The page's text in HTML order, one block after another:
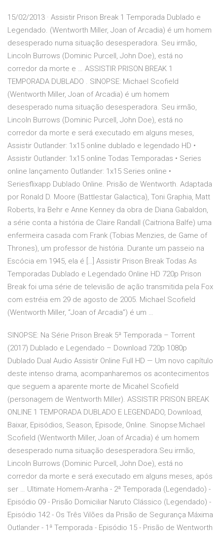
15/02/2013 · Assistir Prison Break 1 Temporada Dublado e
Legendado. (Wentworth Miller, Joan of Arcadia) é um homem
desesperado numa situação desesperadora. Seu irmão,
Lincoln Burrows (Dominic Purcell, John Doe), está no
corredor da morte e … ASSISTIR PRISON BREAK 1
TEMPORADA DUBLADO . SINOPSE: Michael Scofield
(Wentworth Miller, Joan of Arcadia) é um homem
desesperado numa situação desesperadora. Seu irmão,
Lincoln Burrows (Dominic Purcell, John Doe), está no
corredor da morte e será executado em alguns meses,
Assistir Outlander: 1x15 online dublado e legendado HD •
Assistir Outlander: 1x15 online Todas Temporadas • Series
online lançamento Outlander: 1x15 Series online •
Seriesflixapp Dublado Online. Prisão de Wentworth. Adaptada
por Ronald D. Moore (Battlestar Galactica), Toni Graphia, Matt
Roberts, Ira Behr e Anne Kenney da obra de Diana Gabaldon,
a série conta a história de Claire Randall (Caitriona Balfe) uma
enfermeira casada com Frank (Tobias Menzies, de Game of
Thrones), um professor de história. Durante um passeio na
Escócia em 1945, ela é […] Assistir Prison Break Todas As
Temporadas Dublado e Legendado Online HD 720p Prison
Break foi uma série de televisão de ação transmitida pela Fox
com estréia em 29 de agosto de 2005. Michael Scofield
(Wentworth Miller, “Joan of Arcadia”) é um …
SINOPSE: Na Série Prison Break 5ª Temporada – Torrent
(2017) Dublado e Legendado – Download 720p 1080p
Dublado Dual Audio Assistir Online Full HD — Um novo capítulo
deste intenso drama, acompanharemos os acontecimentos
que seguem a aparente morte de Micahel Scofield
(personagem de Wentworth Miller). ASSISTIR PRISON BREAK
ONLINE 1 TEMPORADA DUBLADO E LEGENDADO, Download,
Baixar, Episódios, Season, Episode, Online. Sinopse:Michael
Scofield (Wentworth Miller, Joan of Arcadia) é um homem
desesperado numa situação desesperadora.Seu irmão,
Lincoln Burrows (Dominic Purcell, John Doe), está no
corredor da morte e será executado em alguns meses, após
ser … Ultimate Homem-Aranha - 2ª Temporada (Legendado) -
Episódio 09 - Prisão Domiciliar Naruto Clássico (Legendado) -
Episódio 142 - Os Três Vilões da Prisão de Segurança Máxima
Outlander - 1ª Temporada - Episódio 15 - Prisão de Wentworth